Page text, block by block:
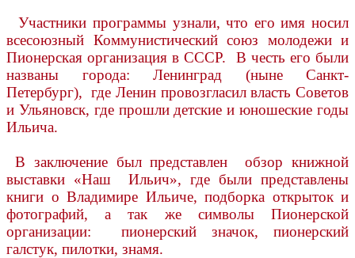
Участники программы узнали, что его имя носил
всесоюзный Коммунистический союз молодежи и
Пионерская организация в СССР. В честь его были
названы города: Ленинград (ныне Санкт-
Петербург), где Ленин провозгласил власть Советов
и Ульяновск, где прошли детские и юношеские годы
Ильича.
В заключение был представлен обзор книжной
выставки «Наш Ильич», где были представлены
книги о Владимире Ильиче, подборка открыток и
фотографий, а так же символы Пионерской
организации: пионерский значок, пионерский
галстук, пилотки, знамя.